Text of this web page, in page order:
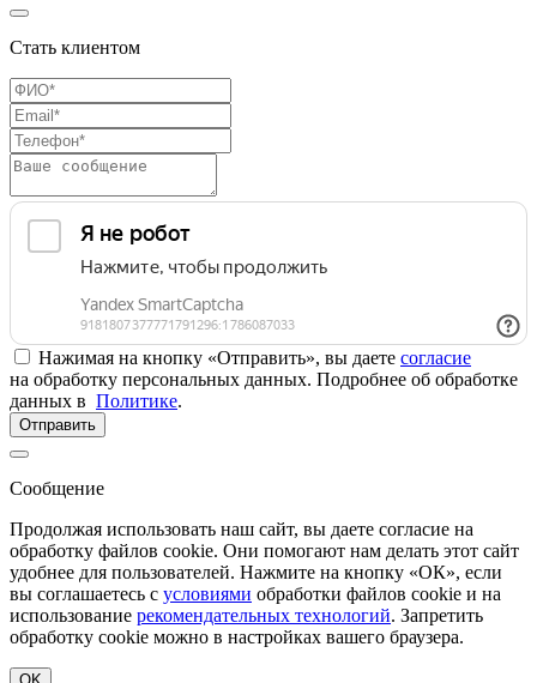
Стать клиентом
Нажимая на кнопку «Отправить», вы даете согласие
на обработку персональных данных. Подробнее об обработке
данных в Политике.
Отправить
Сообщение
Продолжая использовать наш сайт, вы даете согласие на
обработку файлов cookie. Они помогают нам делать этот сайт
удобнее для пользователей. Нажмите на кнопку «ОК», если
вы соглашаетесь с условиями обработки файлов cookie и на
использование рекомендательных технологий. Запретить
обработку cookie можно в настройках вашего браузера.
OK